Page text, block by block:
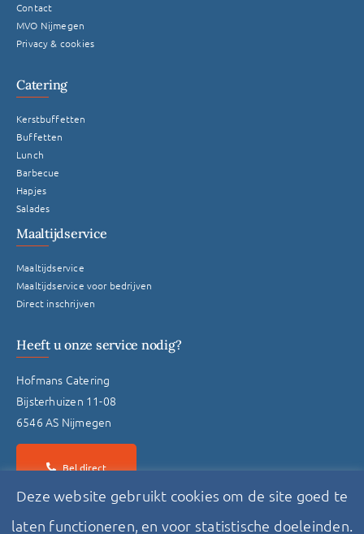
Contact
MVO Nijmegen
Privacy & cookies
Catering
Kerstbuffetten
Buffetten
Lunch
Barbecue
Hapjes
Salades
Maaltijdservice
Maaltijdservice
Maaltijdservice voor bedrijven
Direct inschrijven
Heeft u onze service nodig?
Hofmans Catering
Bijsterhuizen 11-08
6546 AS Nijmegen
Bel direct
Stuur een bericht
Deze website gebruikt cookies om de site goed te
laten functioneren, en voor statistische doeleinden.